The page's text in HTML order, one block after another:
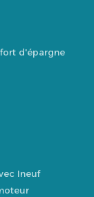
d'épargne
Ineuf